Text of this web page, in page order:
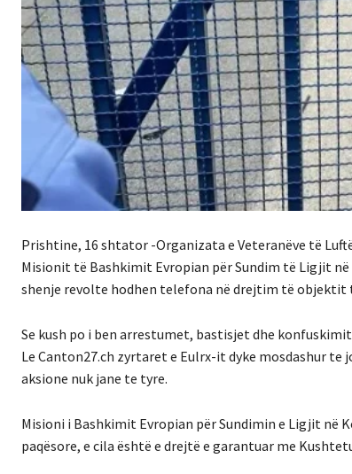
Prishtine, 16 shtator -Organizata e Veteranëve të
Misionit të Bashkimit Evropian për Sundim të Ligjit
shenje revolte hodhen telefona në drejtim të objektit
Se kush po i ben arrestumet, bastisjet dhe
Le Canton27.ch zyrtaret e Eulrx-it dyke mosdashur
aksione nuk jane te tyre.
Misioni i Bashkimit Evropian për Sundimin e Ligjit në
paqësore, e cila është e drejtë e garantuar me